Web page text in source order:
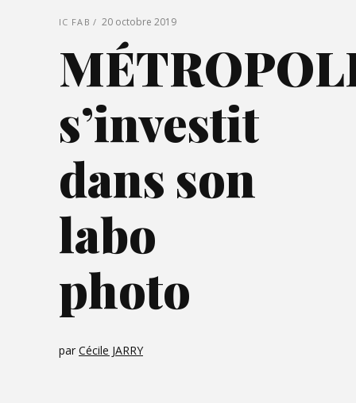
IC FAB 20 octobre 2019
s’investit
dans son
labo
photo
par Cécile JARRY